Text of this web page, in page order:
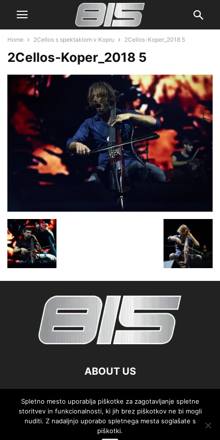
Home 2Cellos s spektaklom v Kopru 2Cellos-Koper_2018 5
2Cellos-Koper_2018 5
ABOUT US
FOLLOW US
Spletno mesto uporablja piškotke za zagotavljanje spletne
storitvev in funkcionalnosti, ki jih brez piškotkov ne bi mogli
nuditi. Z nadaljnjo uporabo spletnega mesta soglašate s
piškotki.